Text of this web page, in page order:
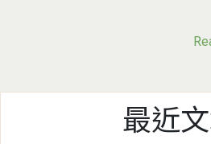
最近